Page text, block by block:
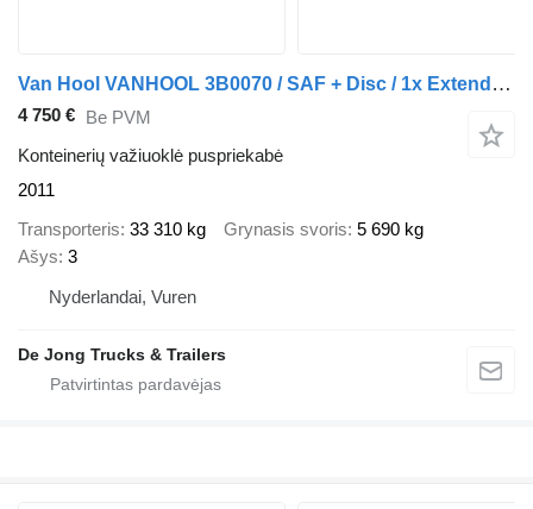
Van Hool VANHOOL 3B0070 / SAF + Disc / 1x Extendable / Lift Axle
4 750 € Be PVM
Konteinerių važiuoklė puspriekabė
2011
Transporteris 33 310 kg Grynasis svoris 5 690 kg
Ašys 3
Nyderlandai, Vuren
De Jong Trucks & Trailers